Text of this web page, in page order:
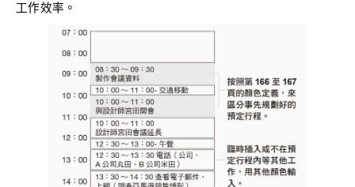
工作效率。